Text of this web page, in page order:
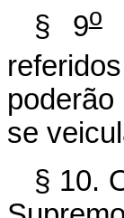
§ 9o
se
§ 10.